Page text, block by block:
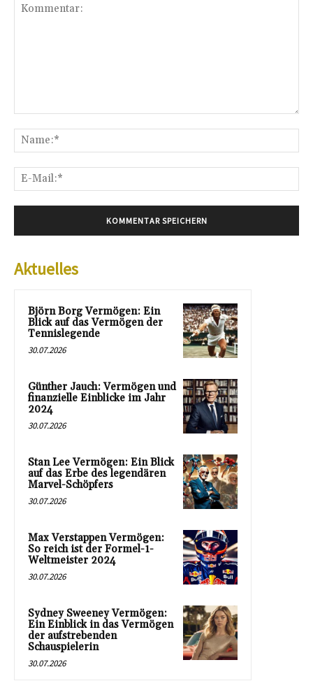
Aktuelles
Björn Borg Vermögen: Ein
Blick auf das Vermögen der
Tennislegende
30.07.2026
Günther Jauch: Vermögen und
finanzielle Einblicke im Jahr
2024
30.07.2026
Stan Lee Vermögen: Ein Blick
auf das Erbe des legendären
Marvel-Schöpfers
30.07.2026
Max Verstappen Vermögen:
So reich ist der Formel-1-
Weltmeister 2024
30.07.2026
Sydney Sweeney Vermögen:
Ein Einblick in das Vermögen
der aufstrebenden
Schauspielerin
30.07.2026